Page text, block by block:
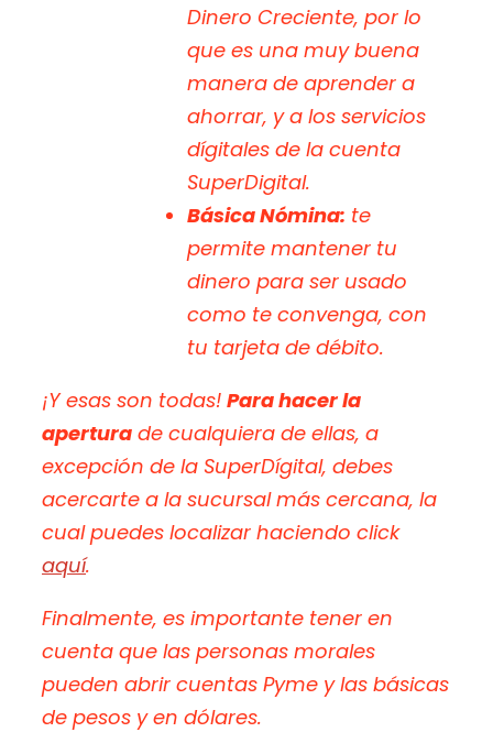
Dinero Creciente, por lo
que es una muy buena
manera de aprender a
ahorrar, y a los servicios
dígitales de la cuenta
SuperDigital.
Básica Nómina: te
permite mantener tu
dinero para ser usado
como te convenga, con
tu tarjeta de débito.
¡Y esas son todas! Para hacer la
apertura de cualquiera de ellas, a
excepción de la SuperDígital, debes
acercarte a la sucursal más cercana, la
cual puedes localizar haciendo click
aquí.
Finalmente, es importante tener en
cuenta que las personas morales
pueden abrir cuentas Pyme y las básicas
de pesos y en dólares.